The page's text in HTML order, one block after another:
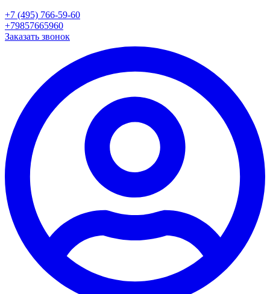
+7 (495) 766-59-60
+79857665960
Заказать звонок